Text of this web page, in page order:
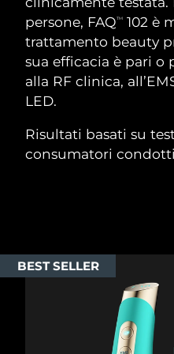
persone, FAQTM
102 è
trattamento beauty
sua efficacia è pari o
alla RF clinica,
LED.
Risultati basati su
consumatori
BEST SELLER
For healthy
18% PAP
Cosmetici
Israele
Italia
Giappone
Jersey
Libano